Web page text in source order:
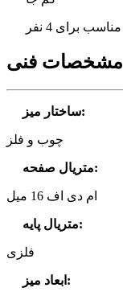
مشخصات فنی
ساختار میز:
چوب و فلز
متریال صفحه:
ام دی اف 16 میل
متریال پایه:
فلزی
ابعاد میز :